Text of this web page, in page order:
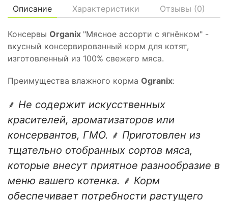
Описание Характеристики Отзывы (0)
Консервы Organix "Мясное ассорти с ягнёнком" -
вкусный консервированный корм для котят,
изготовленный из 100% свежего мяса.
Преимущества влажного корма Ogranix:
⸙ Не содержит искусственных
красителей, ароматизаторов или
консервантов, ГМО. ⸙ Приготовлен из
тщательно отобранных сортов мяса,
которые внесут приятное разнообразие в
меню вашего котенка. ⸙ Корм
обеспечивает потребности растущего